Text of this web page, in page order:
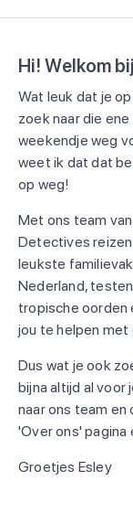
Hi! Welkom
Wat leuk dat je
zoek naar die
weekendje weg
weet ik dat dat
op weg!
Met ons team
Detectives reizen
leukste
Nederland,
tropische oorden
jou te helpen met
Dus wat je ook
bijna altijd al voor
naar ons team en
'Over ons' pagina
Groetjes Esley